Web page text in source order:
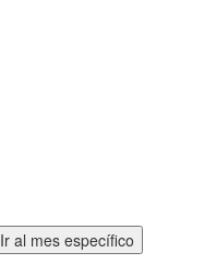
Ir al mes específico